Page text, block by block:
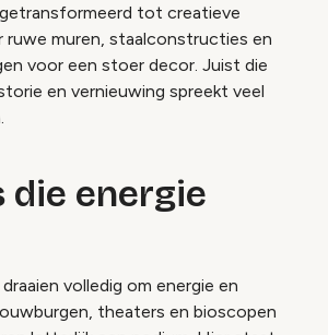
tot creatieve
ruwe muren, staalconstructies en
voor een stoer decor. Juist die
en vernieuwing spreekt veel
die energie
volledig om energie en
theaters en bioscopen